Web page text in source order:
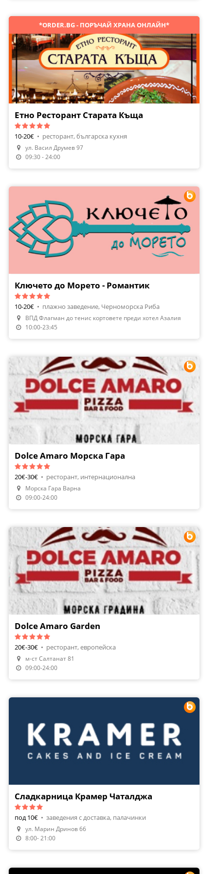
Направи Резервация
Поръчай Храна
*ORDER.BG - ПОРЪЧАЙ ХРАНА ОНЛАЙН*
Етно Ресторант Старата Къща
10-20€ • ресторант, българска кухня
ул. Васил Друмев 97
09:30 - 24:00
Направи Резервация
Ключето до Морето - Романтик
10-20€ • плажно заведение, Черноморска Риба
ВПД Флагман до тенис кортовете преди хотел Азалия
10:00-23:45
Направи Резервация
Dolce Amaro Морска Гара
20€-30€ • ресторант, интернационална
Морска Гара Варна
09:00-24:00
Направи Резервация
Dolce Amaro Garden
20€-30€ • ресторант, европейска
м-ст Салтанат 81
09:00-24:00
Направи Резервация
Сладкарница Крамер Чаталджа
под 10€ • заведения с доставка, палачинки
ул. Марин Дринов 66
8:00- 21:00